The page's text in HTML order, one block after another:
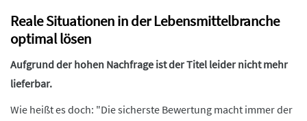
Reale Situationen in der Lebensmittelbranche
optimal lösen
Aufgrund der hohen Nachfrage ist der Titel leider nicht mehr
lieferbar.
Wie heißt es doch: "Die sicherste Bewertung macht immer der